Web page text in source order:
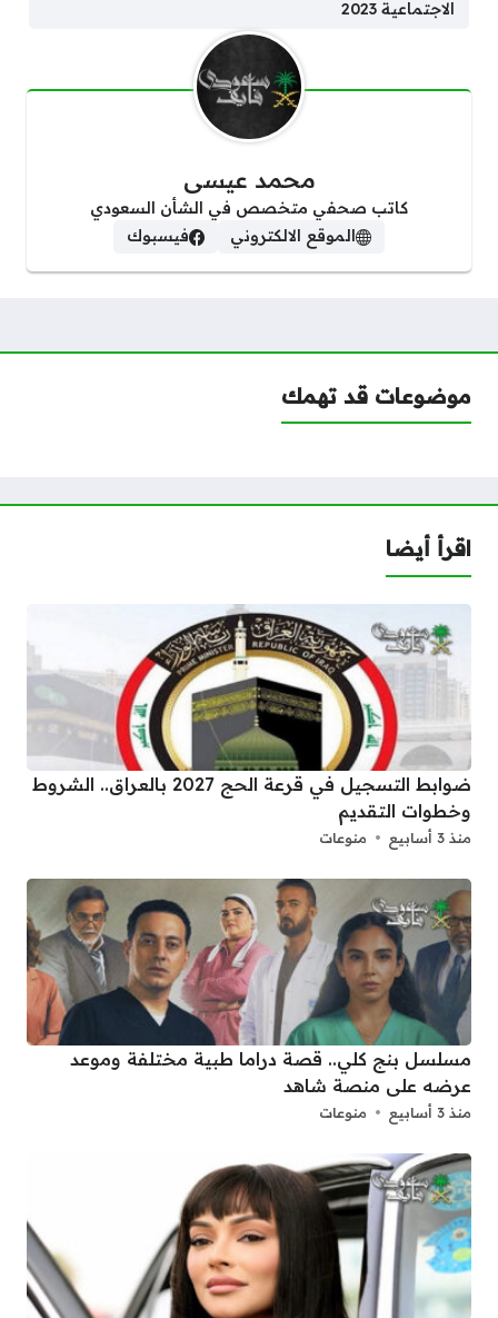
الاجتماعية 2023
محمد عيسى
كاتب صحفي متخصص في الشأن السعودي
الموقع الالكتروني
فيسبوك
موضوعات قد تهمك
اقرأ أيضا
ضوابط التسجيل في قرعة الحج 2027 بالعراق.. الشروط
وخطوات التقديم
منذ 3 أسابيع منوعات
مسلسل بنج كلي.. قصة دراما طبية مختلفة وموعد
عرضه على منصة شاهد
منذ 3 أسابيع منوعات